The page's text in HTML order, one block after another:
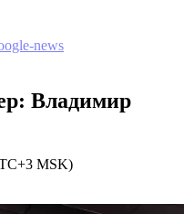
news
Владимир
MSK)